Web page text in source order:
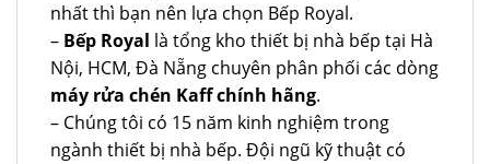
nhất thì bạn nên lựa chọn Bếp Royal.
– Bếp Royal là tổng kho thiết bị nhà bếp tại Hà
Nội, HCM, Đà Nẵng chuyên phân phối các dòng
máy rửa chén Kaff chính hãng.
– Chúng tôi có 15 năm kinh nghiệm trong
ngành thiết bị nhà bếp. Đội ngũ kỹ thuật có